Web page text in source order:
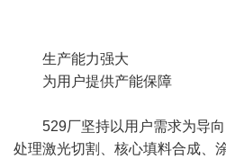
生产能力强大
为用户提供产能保障
529厂坚持以用户需求为导
处理激光切割、核心填料合成、